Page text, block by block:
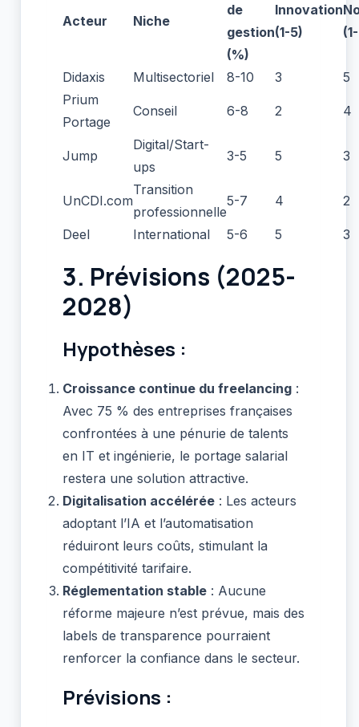
Acteur Niche
de
gestion
(%)
Innovation
(1-5)
Didaxis Multisectoriel 8-10 3
5
Prium
Portage
Conseil 6-8 2 4
Jump
Digital/Start-
ups
3-5 5 3
UnCDI.com
Transition
professionnelle
5-7 4 2
Deel International 5-6 5 3
3. Prévisions (2025-
2028)
Hypothèses :
Croissance continue du freelancing :
Avec 75 % des entreprises françaises
confrontées à une pénurie de talents
en IT et ingénierie, le portage salarial
restera une solution attractive.
Digitalisation accélérée : Les acteurs
adoptant l’IA et l’automatisation
réduiront leurs coûts, stimulant la
compétitivité tarifaire.
Réglementation stable : Aucune
réforme majeure n’est prévue, mais des
labels de transparence pourraient
renforcer la confiance dans le secteur.
Prévisions :